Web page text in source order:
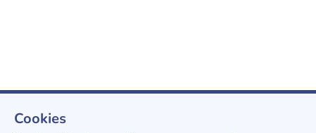
Cookies